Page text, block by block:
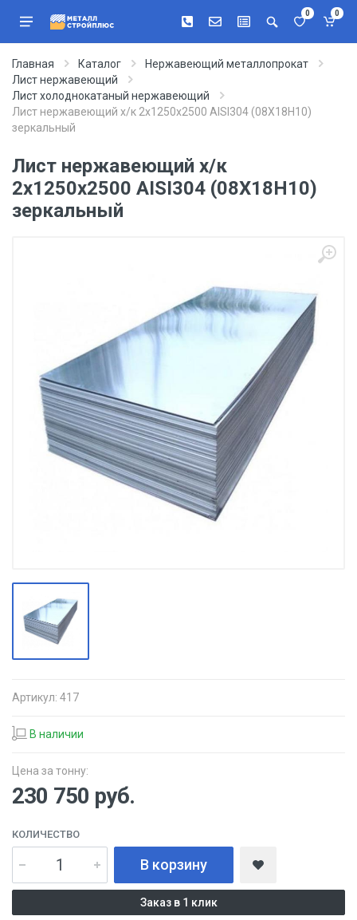
0 0
Главная Каталог
Нержавеющий металлопрокат
Лист нержавеющий
Лист холоднокатаный нержавеющий
Лист нержавеющий х/к 2х1250х2500 AISI304 (08Х18Н10)
зеркальный
Лист нержавеющий х/к
2х1250х2500 AISI304 (08Х18Н10)
зеркальный
Артикул: 417
В наличии
Цена за тонну:
230 750 руб.
КОЛИЧЕСТВО
В корзину
Заказ в 1 клик